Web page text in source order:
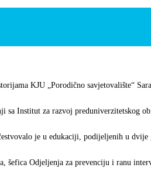
KJU „Porodično savjetovalište“
sa Institut za razvoj preduniverzitetskog
je u edukaciji, podijeljenih u dvije
šefica Odjeljenja za prevenciju i ranu